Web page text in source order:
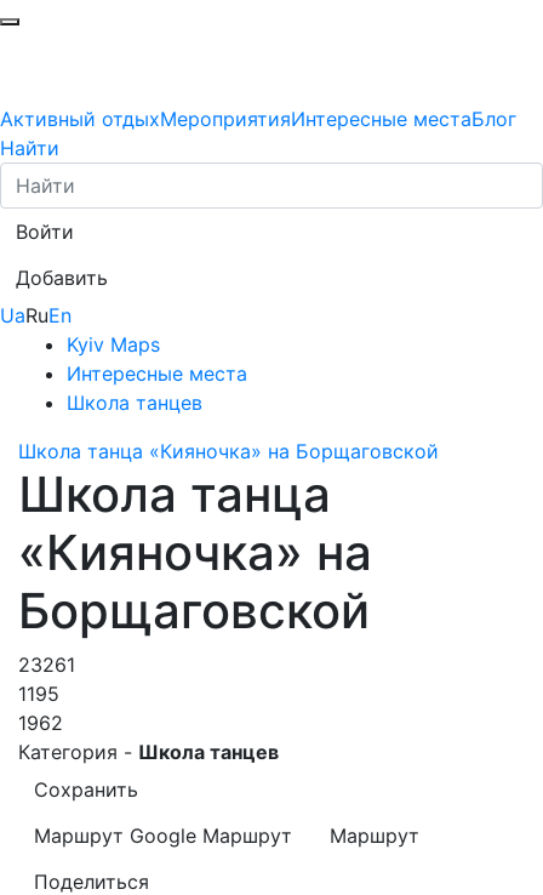
Активный отдыхМероприятияИнтересные местаБлог
Найти
Войти
Добавить
UaRuEn
Kyiv Maps
Интересные места
Школа танцев
Школа танца «Кияночка» на Борщаговской
Школа танца
«Кияночка» на
Борщаговской
23261
1195
1962
Категория - Школа танцев
Сохранить
Маршрут Google Маршрут
Маршрут
Поделиться